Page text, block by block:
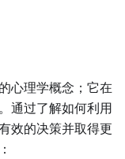
心理学概念；它在
通过了解如何利用
效的决策并取得更